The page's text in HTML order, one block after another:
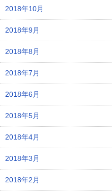
2018年10月
2018年9月
2018年8月
2018年7月
2018年6月
2018年5月
2018年4月
2018年3月
2018年2月